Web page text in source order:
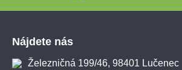
Nájdete nás
Železničná 199/46, 98401 Lučenec